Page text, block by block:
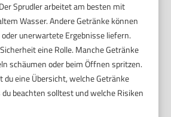
Sprudler arbeitet am besten mit
Wasser. Andere Getränke können
unerwartete Ergebnisse liefern.
eine Rolle. Manche Getränke
schäumen oder beim Öffnen spritzen.
du eine Übersicht, welche Getränke
beachten solltest und welche Risiken